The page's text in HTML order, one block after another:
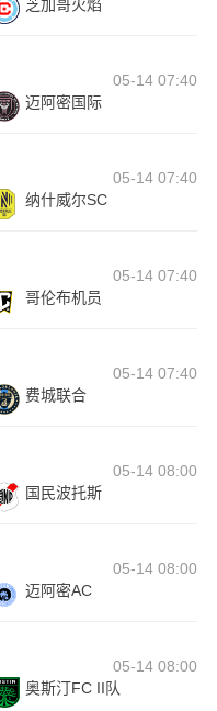
芝加哥火焰
05-14 07:40
迈阿密国际
05-14 07:40
纳什威尔SC
05-14 07:40
哥伦布机员
05-14 07:40
费城联合
05-14 08:00
国民波托斯
05-14 08:00
迈阿密AC
05-14 08:00
奥斯汀FC II队